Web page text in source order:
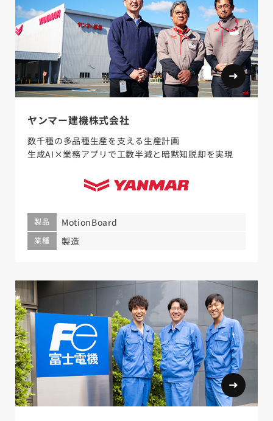
ヤンマー建機株式会社
数千種の多品種生産を支える生産計画
生成AI×業務アプリで工数半減と暗黙知脱却を実現
製品 MotionBoard
業種 製造